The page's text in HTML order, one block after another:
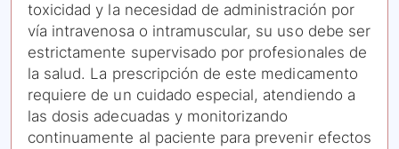
toxicidad y la necesidad de administración por
vía intravenosa o intramuscular, su uso debe ser
estrictamente supervisado por profesionales de
la salud. La prescripción de este medicamento
requiere de un cuidado especial, atendiendo a
las dosis adecuadas y monitorizando
continuamente al paciente para prevenir efectos